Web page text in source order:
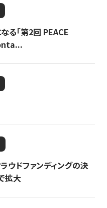
る「第2回 PEACE
ウドファンディングの決
拡大